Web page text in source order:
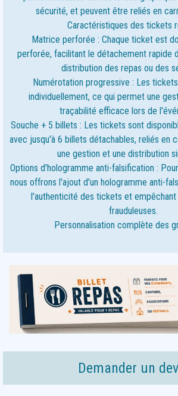
sécurité, et peuvent être reliés en
Caractéristiques des tickets
Matrice perforée : Chaque ticket est
perforée, facilitant le détachement rapide
distribution des repas ou des
Numérotation progressive : Les
individuellement, ce qui permet une
traçabilité efficace lors de
Souche + 5 billets : Les tickets sont
avec jusqu'à 6 billets détachables, reliés en
une gestion et une distribution
Options d'hologramme anti-falsification :
nous offrons l'ajout d'un hologramme anti-
l'authenticité des tickets et empêchant
frauduleuses.
Personnalisation complète des
Demander un